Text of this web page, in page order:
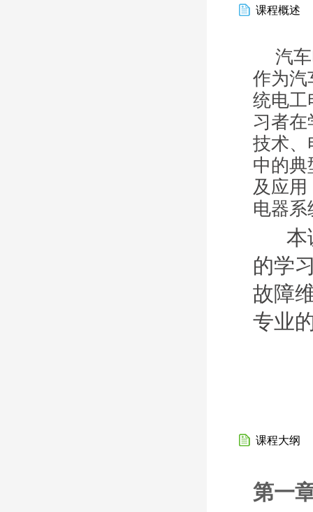
课程概述
汽
作为汽
统电工
习者在
技术、
中的典
及应用
电器
本
的学
故障
专业
课程大纲
第一